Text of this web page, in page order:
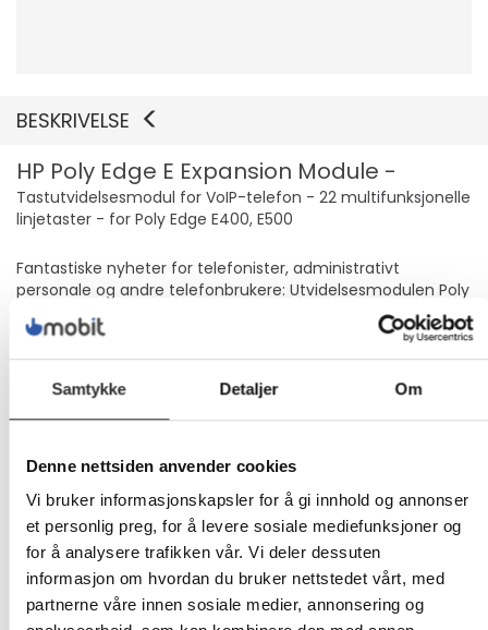
Samtykke Detaljer Om
Denne nettsiden anvender cookies
Vi bruker informasjonskapsler for å gi innhold og annonser
et personlig preg, for å levere sosiale mediefunksjoner og
for å analysere trafikken vår. Vi deler dessuten
informasjon om hvordan du bruker nettstedet vårt, med
partnerne våre innen sosiale medier, annonsering og
BESKRIVELSE
HP Poly Edge E Expansion Module -
Tastutvidelsesmodul for VoIP-telefon - 22 multifunksjonelle
linjetaster - for Poly Edge E400, E500
Fantastiske nyheter for telefonister, administrativt
personale og andre telefonbrukere: Utvidelsesmodulen Poly
Edge E kan hjelpe deg med å redusere antall tapte
kundesamtaler, forkorte transaksjonstiden og gi mer
nøyaktig anropsruting. Utvid telefonene i Poly Edge
E400/E500-serien med 22 multifunksjonelle linjetaster som
enkelt kan konfigureres som linjeregistreringer,
anropsopptredener, kortnumre, direktestasjoner eller
en håndvending, og strøm og signalering leveres av
vertstelefonen. Det har aldri vært enklere å screene,
fordele og overvåke anrop.
Enkel å spore anropsaktivitet på den 5" store LCD-
fargeskjermen
Flere kontakter innen fingertuppene med 22
linjetaster og 3 sider
Gjør telefonene i Poly Edge-serien til en